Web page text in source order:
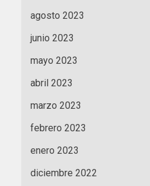
agosto 2023
junio 2023
mayo 2023
abril 2023
marzo 2023
febrero 2023
enero 2023
diciembre 2022